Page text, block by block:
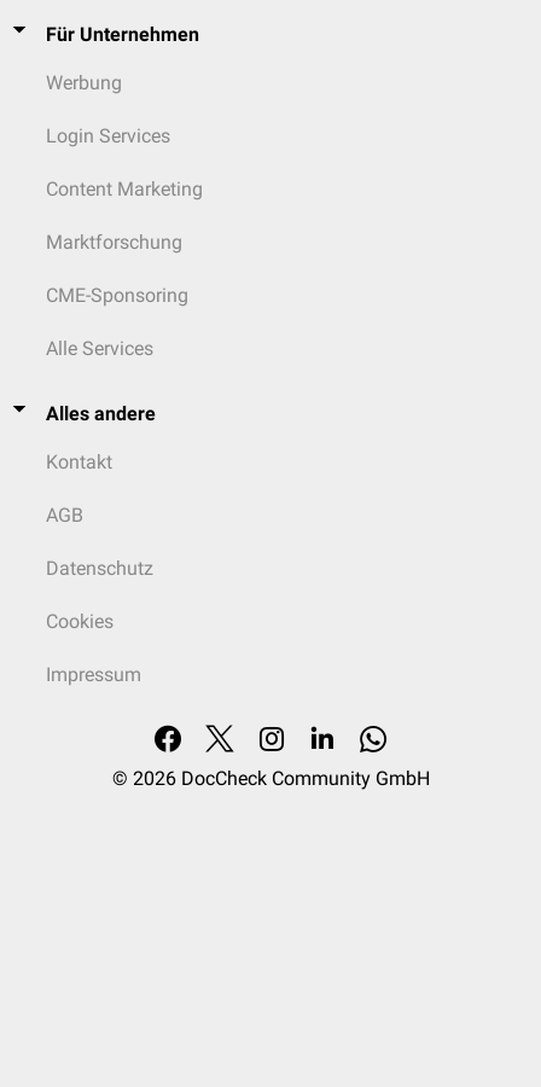
Für Unternehmen
Werbung
Login Services
Content Marketing
Marktforschung
CME-Sponsoring
Alle Services
Alles andere
Kontakt
AGB
Datenschutz
Cookies
Impressum
© 2026 DocCheck Community GmbH